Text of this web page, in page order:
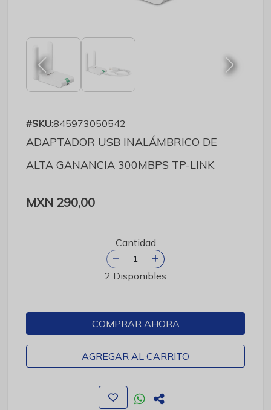
#SKU:845973050542
ADAPTADOR USB INALÁMBRICO DE
ALTA GANANCIA 300MBPS TP-LINK
MXN 290,00
Cantidad
2 Disponibles
COMPRAR AHORA
AGREGAR AL CARRITO